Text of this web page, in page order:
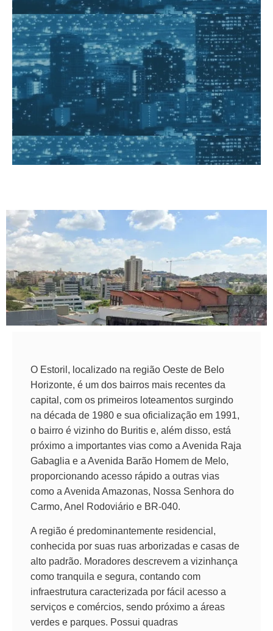
O Estoril, localizado na região Oeste de Belo
Horizonte, é um dos bairros mais recentes da
capital, com os primeiros loteamentos surgindo
na década de 1980 e sua oficialização em 1991,
o bairro é vizinho do Buritis e, além disso, está
próximo a importantes vias como a Avenida Raja
Gabaglia e a Avenida Barão Homem de Melo,
proporcionando acesso rápido a outras vias
como a Avenida Amazonas, Nossa Senhora do
Carmo, Anel Rodoviário e BR-040.
A região é predominantemente residencial,
conhecida por suas ruas arborizadas e casas de
alto padrão. Moradores descrevem a vizinhança
como tranquila e segura, contando com
infraestrutura caracterizada por fácil acesso a
serviços e comércios, sendo próximo a áreas
verdes e parques. Possui quadras